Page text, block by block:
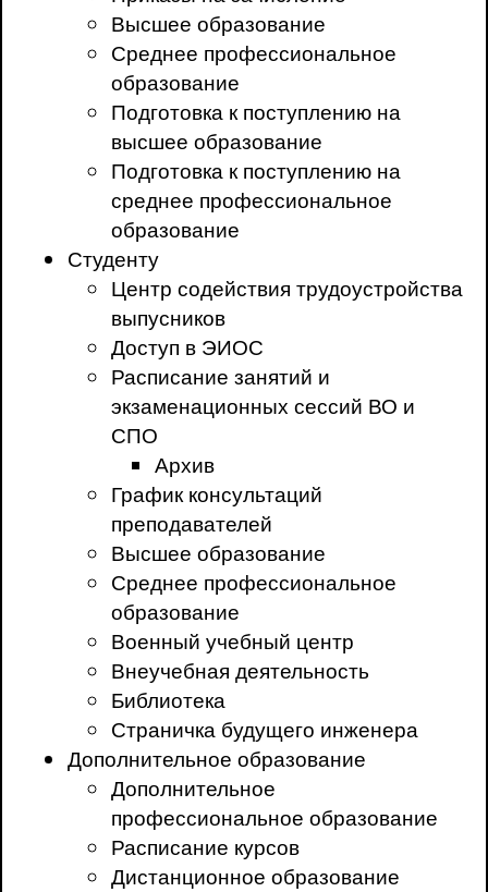
Высшее образование
Среднее профессиональное
образование
Подготовка к поступлению на
высшее образование
Подготовка к поступлению на
среднее профессиональное
образование
Студенту
Центр содействия трудоустройства
выпусников
Доступ в ЭИОС
Расписание занятий и
экзаменационных сессий ВО и
СПО
Архив
График консультаций
преподавателей
Высшее образование
Среднее профессиональное
образование
Военный учебный центр
Внеучебная деятельность
Библиотека
Страничка будущего инженера
Дополнительное образование
Дополнительное
профессиональное образование
Расписание курсов
Дистанционное образование